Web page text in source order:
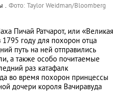
. Фото: Taylor Weidman/Bloomberg
Пичай Ратчарот, или «Великая
году для похорон отца
путь на ней отправились
а также особо почитаемые
раз катафалк
во время похорон принцессы
дочери короля Вачиравуда